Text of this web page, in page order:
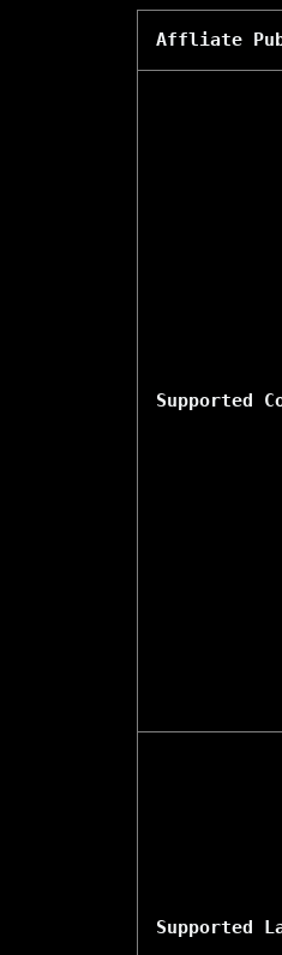
Affliate
Supported
Supported